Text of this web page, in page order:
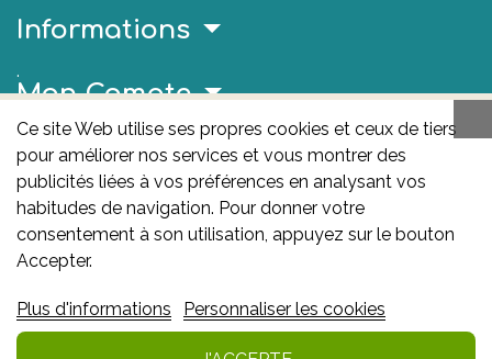
Ce site Web utilise ses propres cookies et ceux de tiers
pour améliorer nos services et vous montrer des
publicités liées à vos préférences en analysant vos
habitudes de navigation. Pour donner votre
consentement à son utilisation, appuyez sur le bouton
Accepter.
Plus d'informations Personnaliser les cookies
Informations
.
Mon Compte
Liens Utiles
AFMPS
L'AFMPS est l’autorité compétente en matière de
médicaments et de produits de santé en Belgique. Ce
médicaments et des produits de santé – afmps
Avenue Galilée 5/03 1210 Bruxelles